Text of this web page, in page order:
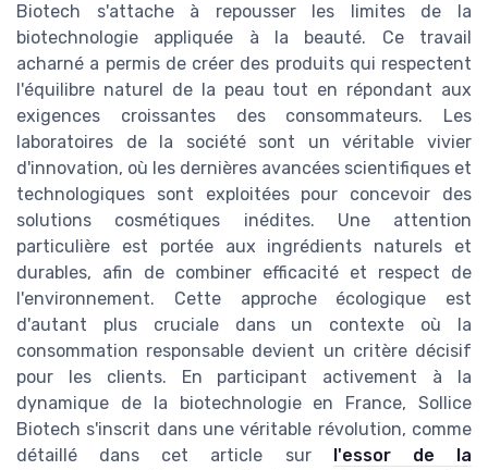
Biotech s'attache à repousser les limites de la
biotechnologie appliquée à la beauté. Ce travail
acharné a permis de créer des produits qui respectent
l'équilibre naturel de la peau tout en répondant aux
exigences croissantes des consommateurs. Les
laboratoires de la société sont un véritable vivier
d'innovation, où les dernières avancées scientifiques et
technologiques sont exploitées pour concevoir des
solutions cosmétiques inédites. Une attention
particulière est portée aux ingrédients naturels et
durables, afin de combiner efficacité et respect de
l'environnement. Cette approche écologique est
d'autant plus cruciale dans un contexte où la
consommation responsable devient un critère décisif
pour les clients. En participant activement à la
dynamique de la biotechnologie en France, Sollice
Biotech s'inscrit dans une véritable révolution, comme
détaillé dans cet article sur
l'essor de la